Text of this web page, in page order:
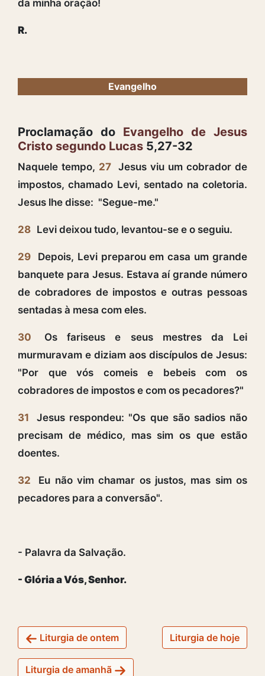
da minha oração!
R.
Evangelho
Proclamação do Evangelho de Jesus
Cristo segundo Lucas 5,27-32
Naquele tempo, 27 Jesus viu um cobrador de
impostos, chamado Levi, sentado na coletoria.
Jesus lhe disse: "Segue-me."
28 Levi deixou tudo, levantou-se e o seguiu.
29
Depois, Levi preparou em casa um grande
banquete para Jesus. Estava aí grande número
de cobradores de impostos e outras pessoas
sentadas à mesa com eles.
30
Os fariseus e seus mestres da Lei
murmuravam e diziam aos discípulos de Jesus:
"Por que vós comeis e bebeis com os
cobradores de impostos e com os pecadores?"
31
Jesus respondeu: "Os que são sadios não
precisam de médico, mas sim os que estão
doentes.
32
Eu não vim chamar os justos, mas sim os
pecadores para a conversão".
- Palavra da Salvação.
- Glória a Vós, Senhor.
Liturgia de ontem Liturgia de hoje
Liturgia de amanhã